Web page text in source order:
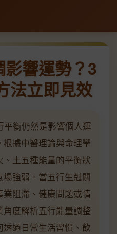
響運勢？3
法立即見效
平衡仍然是影響個人運
據中醫理論與命理學
土五種能量的平衡狀
強弱。當五行生剋關
阻滯、健康問題或情
度解析五行能量調整
過日常生活習慣、飲